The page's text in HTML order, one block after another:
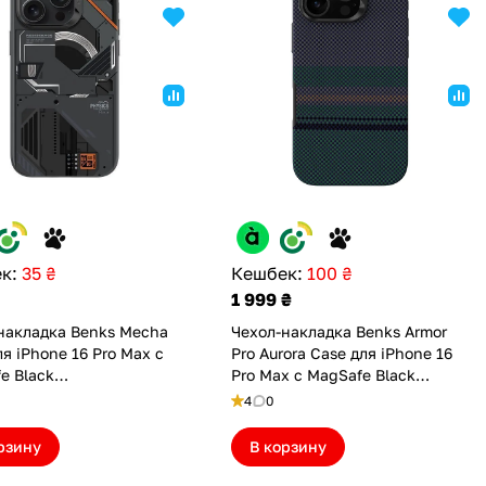
35 ₴
Benks Mecha
iPhone 16 Pro Max с
Black
Кешбек: 100 ₴
1 999 ₴
Чехол-накладка Benks Armor
Pro Aurora Case для iPhone 16
Pro Max с MagSafe Black
(6948005915735)
4 0
В корзину